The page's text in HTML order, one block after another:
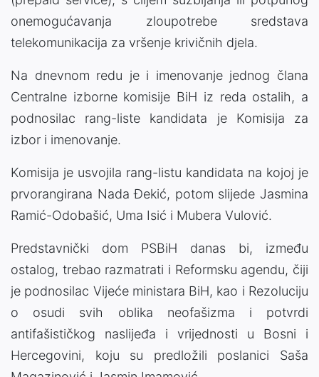
onemogućavanja zloupotrebe sredstava
telekomunikacija za vršenje krivičnih djela.
Na dnevnom redu je i imenovanje jednog člana
Centralne izborne komisije BiH iz reda ostalih, a
podnosilac rang-liste kandidata je Komisija za
izbor i imenovanje.
Komisija je usvojila rang-listu kandidata na kojoj je
prvorangirana Nada Đekić, potom slijede Jasmina
Ramić-Odobašić, Uma Isić i Mubera Vulović.
Predstavnički dom PSBiH danas bi, između
ostalog, trebao razmatrati i Reformsku agendu, čiji
je podnosilac Vijeće ministara BiH, kao i Rezoluciju
o osudi svih oblika neofašizma i potvrdi
antifašističkog naslijeđa i vrijednosti u Bosni i
Hercegovini, koju su predložili poslanici Saša